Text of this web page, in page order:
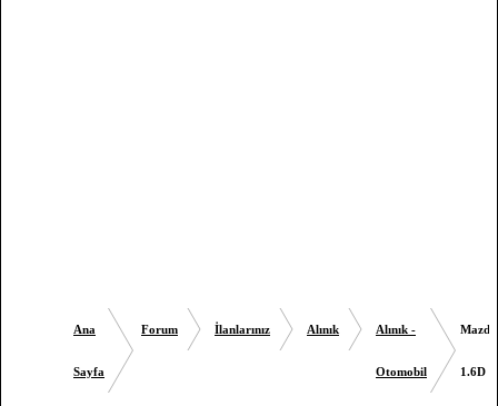
Ana
Sayfa
Forum İlanlarınız Alınık Alınık -
Otomobil 1.6D